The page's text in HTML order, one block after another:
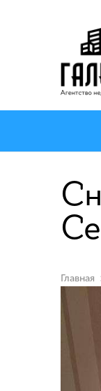
Главная